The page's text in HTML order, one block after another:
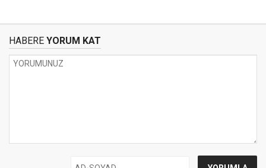
HABERE YORUM KAT